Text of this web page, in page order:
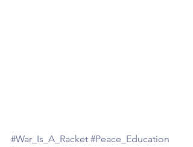
#War_Is_A_Racket #Peace_Education